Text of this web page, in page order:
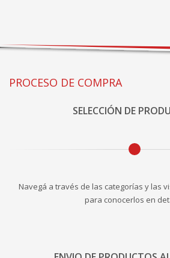
PROCESO DE COMPRA
SELECCIÓN DE
Navegá a través de las categorías y las
para conocerlos en